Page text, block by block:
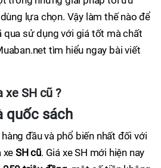
lựa chọn. Vậy làm thế nào để
qua sử dụng với giá tốt mà chất
tìm hiểu ngay bài viết
xe SH cũ ?
quốc sách
đầu và phổ biến nhất đối với
xeSH cũ. Giá xe SH mới hiện nay